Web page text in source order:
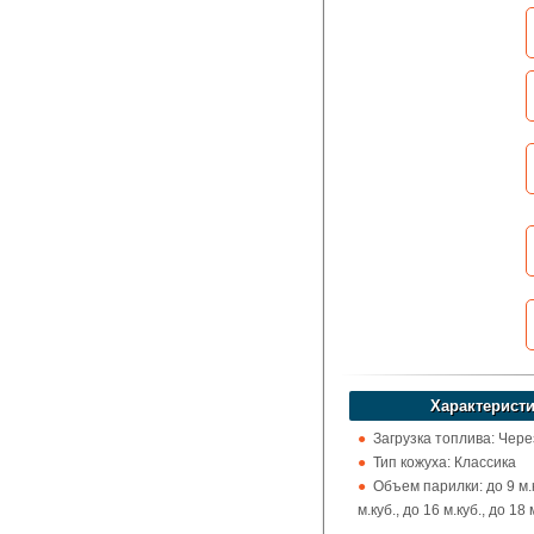
Загрузка топлива:
Тип кожуха: Классика
Объем парилки: до 9
м.куб., до 16 м.куб., до 18